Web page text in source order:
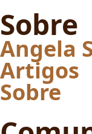
Sobre
Angela
Artigos
Sobre